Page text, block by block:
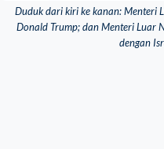
Duduk dari kiri ke kanan: Menteri
Donald Trump; dan Menteri Luar
dengan